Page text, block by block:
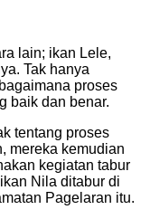
lain; ikan Lele,
Tak hanya
proses
baik dan benar.
tentang proses
mereka kemudian
kegiatan tabur
Nila ditabur di
Pagelaran itu.